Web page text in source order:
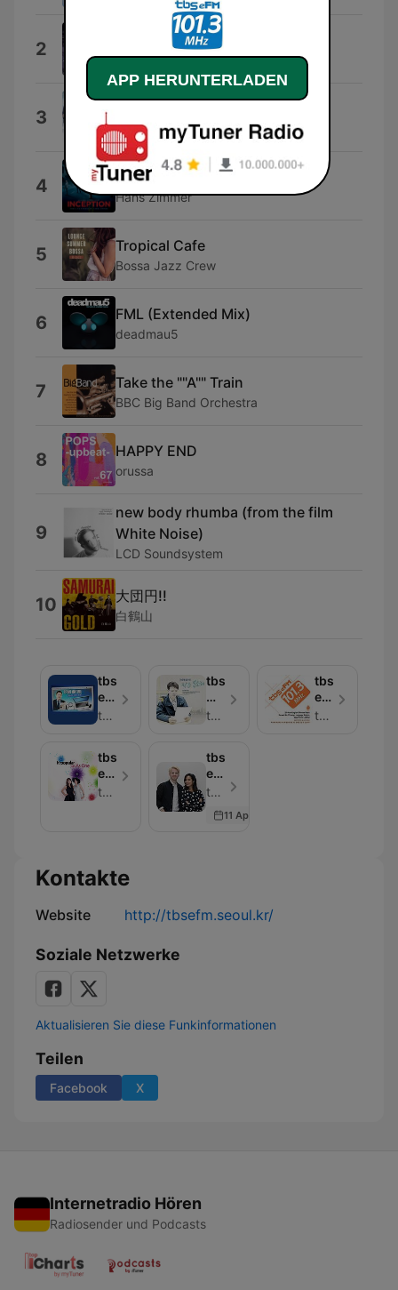
2 い・の・ち
住友紀人
3 Jeon Chang Yeop & MAMAGORILLA
4 Mombasa
Hans Zimmer
5 Tropical Cafe
Bossa Jazz Crew
6 FML (Extended Mix)
deadmau5
7 Take the ""A"" Train
BBC Big Band Orchestra
8 HAPPY END
orussa
9
new body rhumba (from the film
White Noise)
LCD Soundsystem
10 大団円!!
白鶴山
tbs
eFM
Primetime
tbs eFM
tbs
가
슴
아
온
작
은
목
tbs 교통방송
tbs
eFM
Highlights
tbs eFM
tbs
eFM
K-tbs eFM
tbs
eFM
The
Up
tbs eFM - Folge 1786
11 Apr 2018
Kontakte
Website http://tbsefm.seoul.kr/
Soziale Netzwerke
Aktualisieren Sie diese Funkinformationen
Teilen
Facebook X
Internetradio Hören
Radiosender und Podcasts
APP HERUNTERLADEN